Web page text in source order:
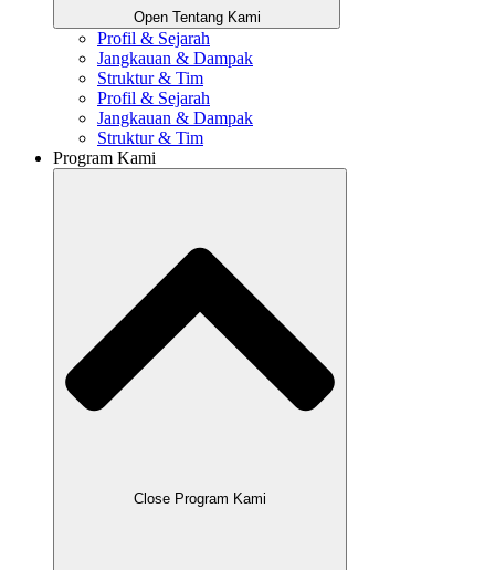
Open Tentang Kami
Profil & Sejarah
Jangkauan & Dampak
Struktur & Tim
Profil & Sejarah
Jangkauan & Dampak
Struktur & Tim
Program Kami
Close Program Kami